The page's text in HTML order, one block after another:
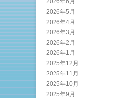
2026年6月
2026年5月
2026年4月
2026年3月
2026年2月
2026年1月
2025年12月
2025年11月
2025年10月
2025年9月